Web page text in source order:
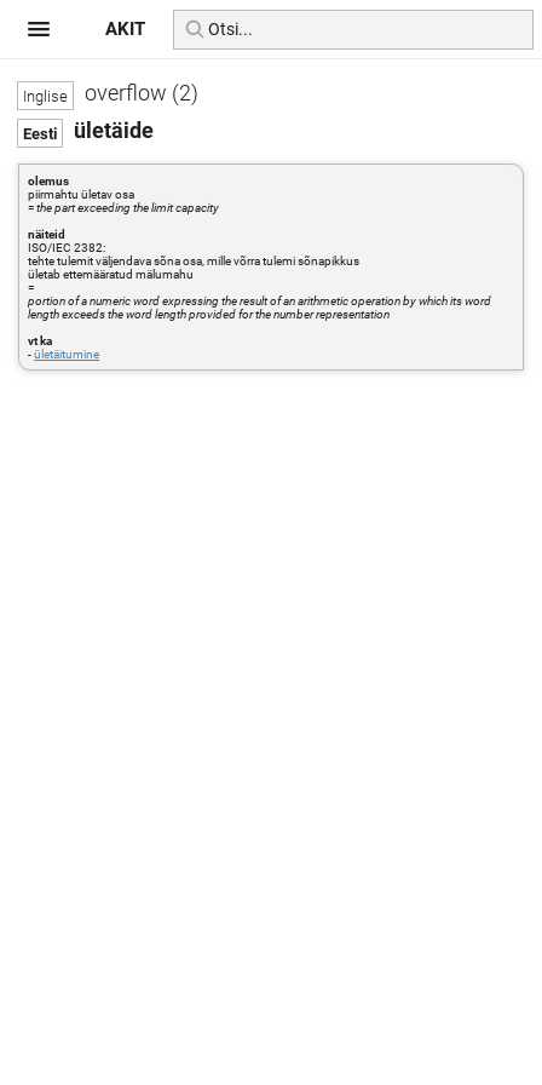
overflow (2)
ületäide
olemus
piirmahtu ületav osa
=the part exceeding the limit capacity
näiteid
ISO/IEC 2382:
tehte tulemit väljendava sõna osa, mille võrra tulemi sõnapikkus
ületab ettemääratud mälumahu
=
portion of a numeric word expressing the result of an arithmetic operation by which its word
length exceeds the word length provided for the number representation
vt ka
-ületäitumine
AKIT